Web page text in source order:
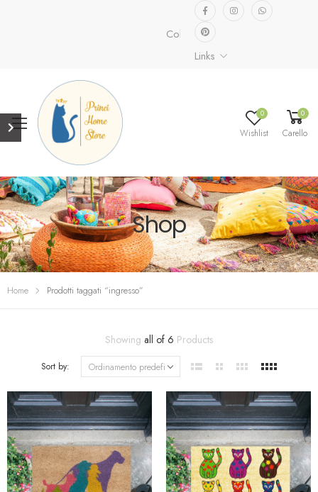
Collezione speciale già
Links
0
Wishlist
0
Carello
Shop
Home Prodotti taggati “ingresso”
Showing all of 6 Products
Sort by: